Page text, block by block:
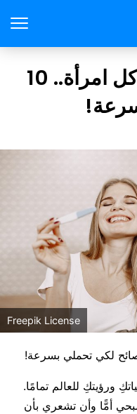
انجاب طفل هو حلم كل امرأة.. 10
Freepik License
ورؤيتكِ للعالم تمامًا.
أمًّا وأن تشعري بأن